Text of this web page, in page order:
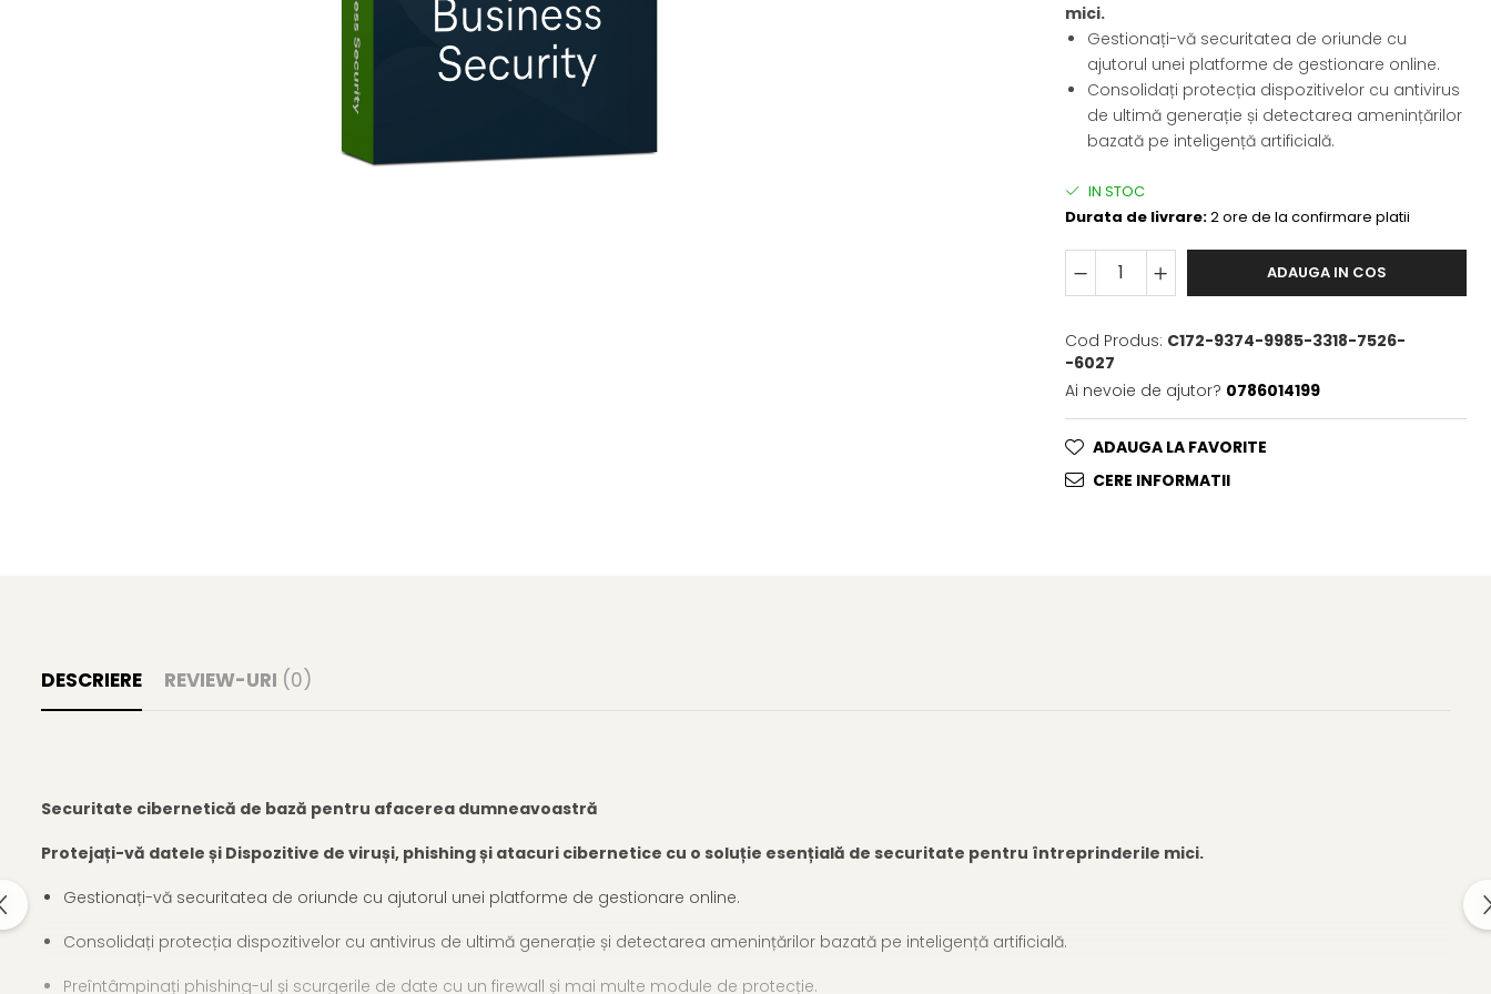
mici.
Gestionați-vă securitatea de oriunde cu
ajutorul unei platforme de gestionare online.
Consolidați protecția dispozitivelor cu antivirus
de ultimă generație și detectarea amenințărilor
bazată pe inteligență artificială.
IN STOC
Durata de livrare:2 ore de la confirmare platii
ADAUGA IN COS
Cod Produs: C172-9374-9985-3318-7526-
-6027
Ai nevoie de ajutor? 0786014199
ADAUGA LA FAVORITE
CERE INFORMATII
DESCRIERE REVIEW-URI (0)
Securitate cibernetică de bază pentru afacerea dumneavoastră
Protejați-vă datele și Dispozitive de viruși, phishing și atacuri cibernetice cu o soluție esențială de securitate pentru întreprinderile mici.
Gestionați-vă securitatea de oriunde cu ajutorul unei platforme de gestionare online.
Consolidați protecția dispozitivelor cu antivirus de ultimă generație și detectarea amenințărilor bazată pe inteligență artificială.
Preîntâmpinați phishing-ul și scurgerile de date cu un firewall și mai multe module de protecție.